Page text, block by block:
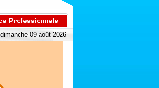
dimanche 09 août 2026